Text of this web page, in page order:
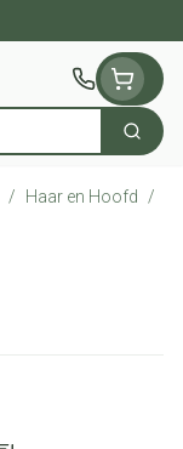
Zoek
/ Haar en Hoofd /